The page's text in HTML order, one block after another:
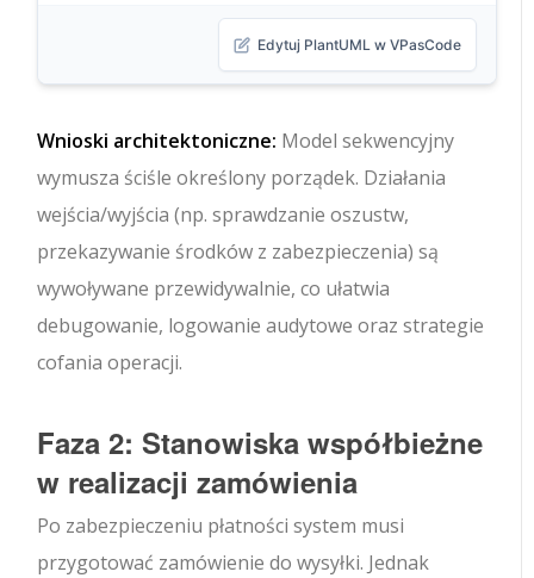
Edytuj PlantUML w VPasCode
Wnioski architektoniczne: Model sekwencyjny
wymusza ściśle określony porządek. Działania
wejścia/wyjścia (np. sprawdzanie oszustw,
przekazywanie środków z zabezpieczenia) są
wywoływane przewidywalnie, co ułatwia
debugowanie, logowanie audytowe oraz strategie
cofania operacji.
Faza 2: Stanowiska współbieżne
w realizacji zamówienia
Po zabezpieczeniu płatności system musi
przygotować zamówienie do wysyłki. Jednak